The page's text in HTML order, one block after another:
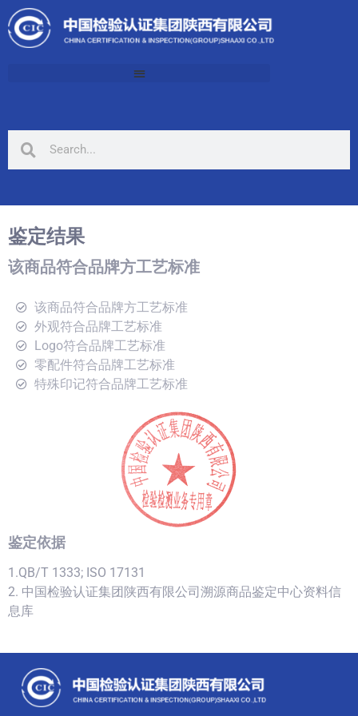
鉴定结果
该商品符合品牌方工艺标准
该商品符合品牌方工艺标准
外观符合品牌工艺标准
Logo符合品牌工艺标准
零配件符合品牌工艺标准
特殊印记符合品牌工艺标准
鉴定依据
1.QB/T 1333; ISO 17131
2. 中国检验认证集团陕西有限公司溯源商品鉴定中心资料信
息库